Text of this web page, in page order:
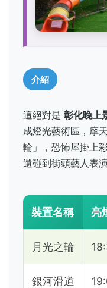
介紹
這絕對是 彰化晚上
成燈光藝術區，摩
輪」，恐怖屋掛上
還碰到街頭藝人表
裝置名稱 亮
月光之輪
銀河滑道